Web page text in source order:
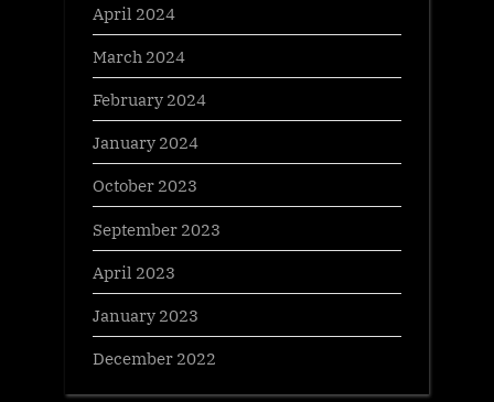
April 2024
March 2024
February 2024
January 2024
October 2023
September 2023
April 2023
January 2023
December 2022